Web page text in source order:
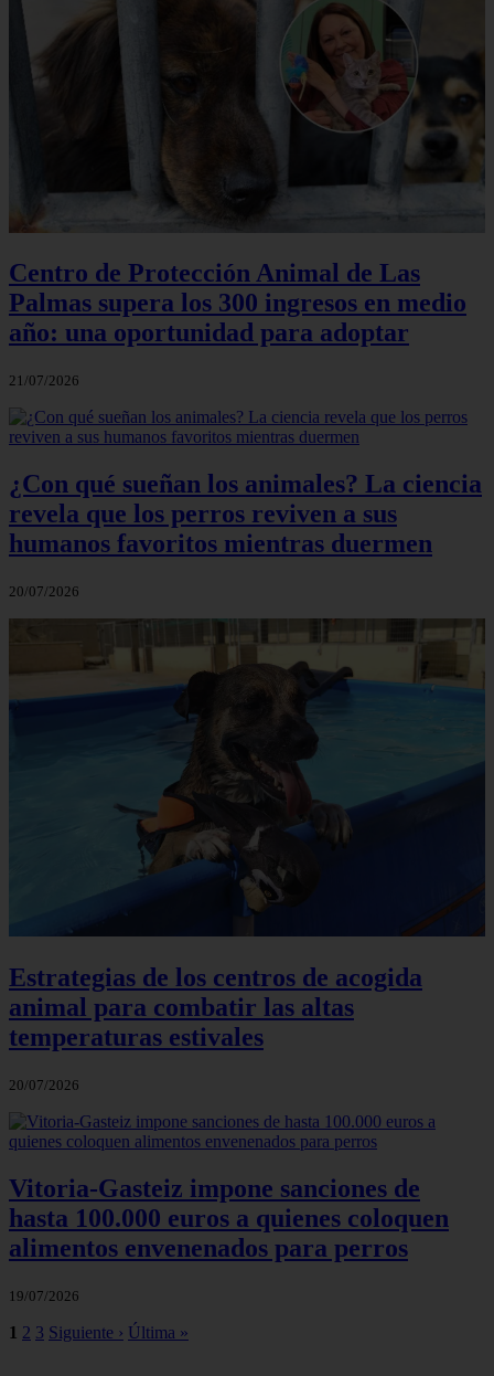
Centro de Protección Animal de Las
Palmas supera los 300 ingresos en medio
año: una oportunidad para adoptar
21/07/2026
¿Con qué sueñan los animales? La ciencia
revela que los perros reviven a sus
humanos favoritos mientras duermen
20/07/2026
Estrategias de los centros de acogida
animal para combatir las altas
temperaturas estivales
20/07/2026
Vitoria-Gasteiz impone sanciones de
hasta 100.000 euros a quienes coloquen
alimentos envenenados para perros
19/07/2026
1 2 3 Siguiente › Última »